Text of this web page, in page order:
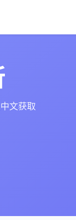
文获取